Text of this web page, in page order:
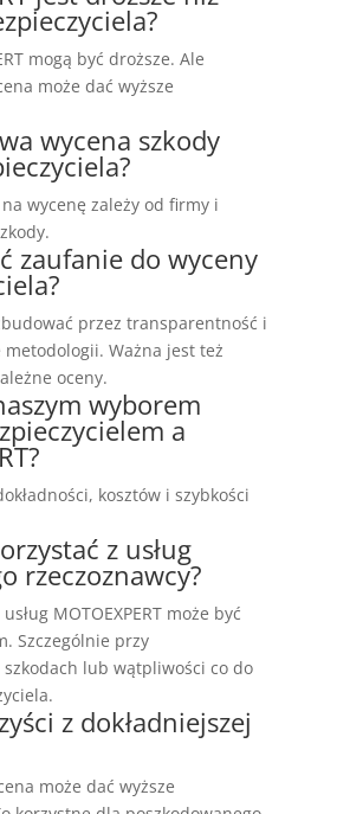
mogą być droższe. Ale
może dać wyższe
wycena szkody
wycenę zależy od firmy i
zaufanie do wyceny
przez transparentność i
Ważna jest też
oceny.
wyborem
a
kosztów i szybkości
z usług
rzeczoznawcy?
MOTOEXPERT może być
Szczególnie przy
lub wątpliwości co do
z dokładniejszej
może dać wyższe